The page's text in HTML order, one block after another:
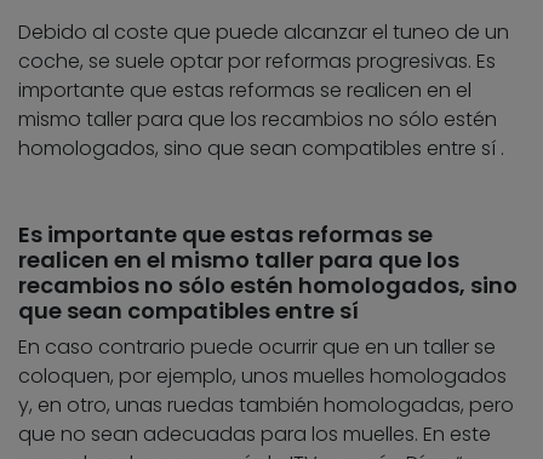
Debido al coste que puede alcanzar el tuneo de un
coche, se suele optar por reformas progresivas. Es
importante que estas reformas se realicen en el
mismo taller para que los recambios no sólo estén
homologados, sino que sean compatibles entre sí .
Es importante que estas reformas se
realicen en el mismo taller para que los
recambios no sólo estén homologados, sino
que sean compatibles entre sí
En caso contrario puede ocurrir que en un taller se
coloquen, por ejemplo, unos muelles homologados
y, en otro, unas ruedas también homologadas, pero
que no sean adecuadas para los muelles. En este